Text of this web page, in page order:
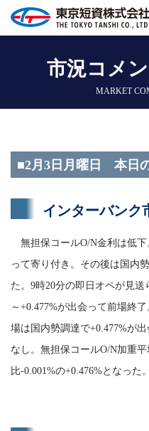
市況コメ
MARKET
■2月3日月曜日 本日
インターバンク
無担保コールO/N金利は低下
って寄り付き。その後は国内
た。9時20分の即日オペが見
～+0.477%が出会って前場終
場は国内勢調達で+0.477%が
なし。無担保コールO/N加重
比-0.001%の+0.476%となった